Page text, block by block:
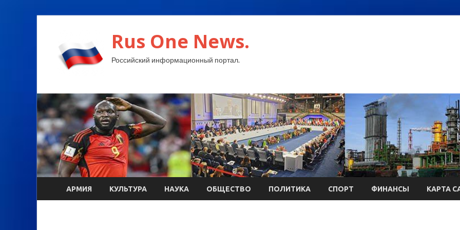
Rus One News.
Российский информационный портал.
АРМИЯ КУЛЬТУРА НАУКА ОБЩЕСТВО ПОЛИТИКА СПОРТ ФИНАНСЫ КАРТА